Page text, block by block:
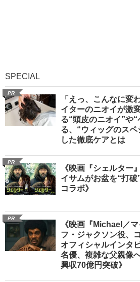
SPECIAL
PR
「えっ、こんなに変
イターのニオイが激
る“頭皮のニオイ”や
る、“ウィッグのス
した徹底ケアとは
PR
《映画『シェルター
イサムがお盆を“打破
コラボ》
PR
《映画『Michael／
フ・ジャクソン役、
オフィシャルインタ
名優、複雑な父親像
興収70億円突破》